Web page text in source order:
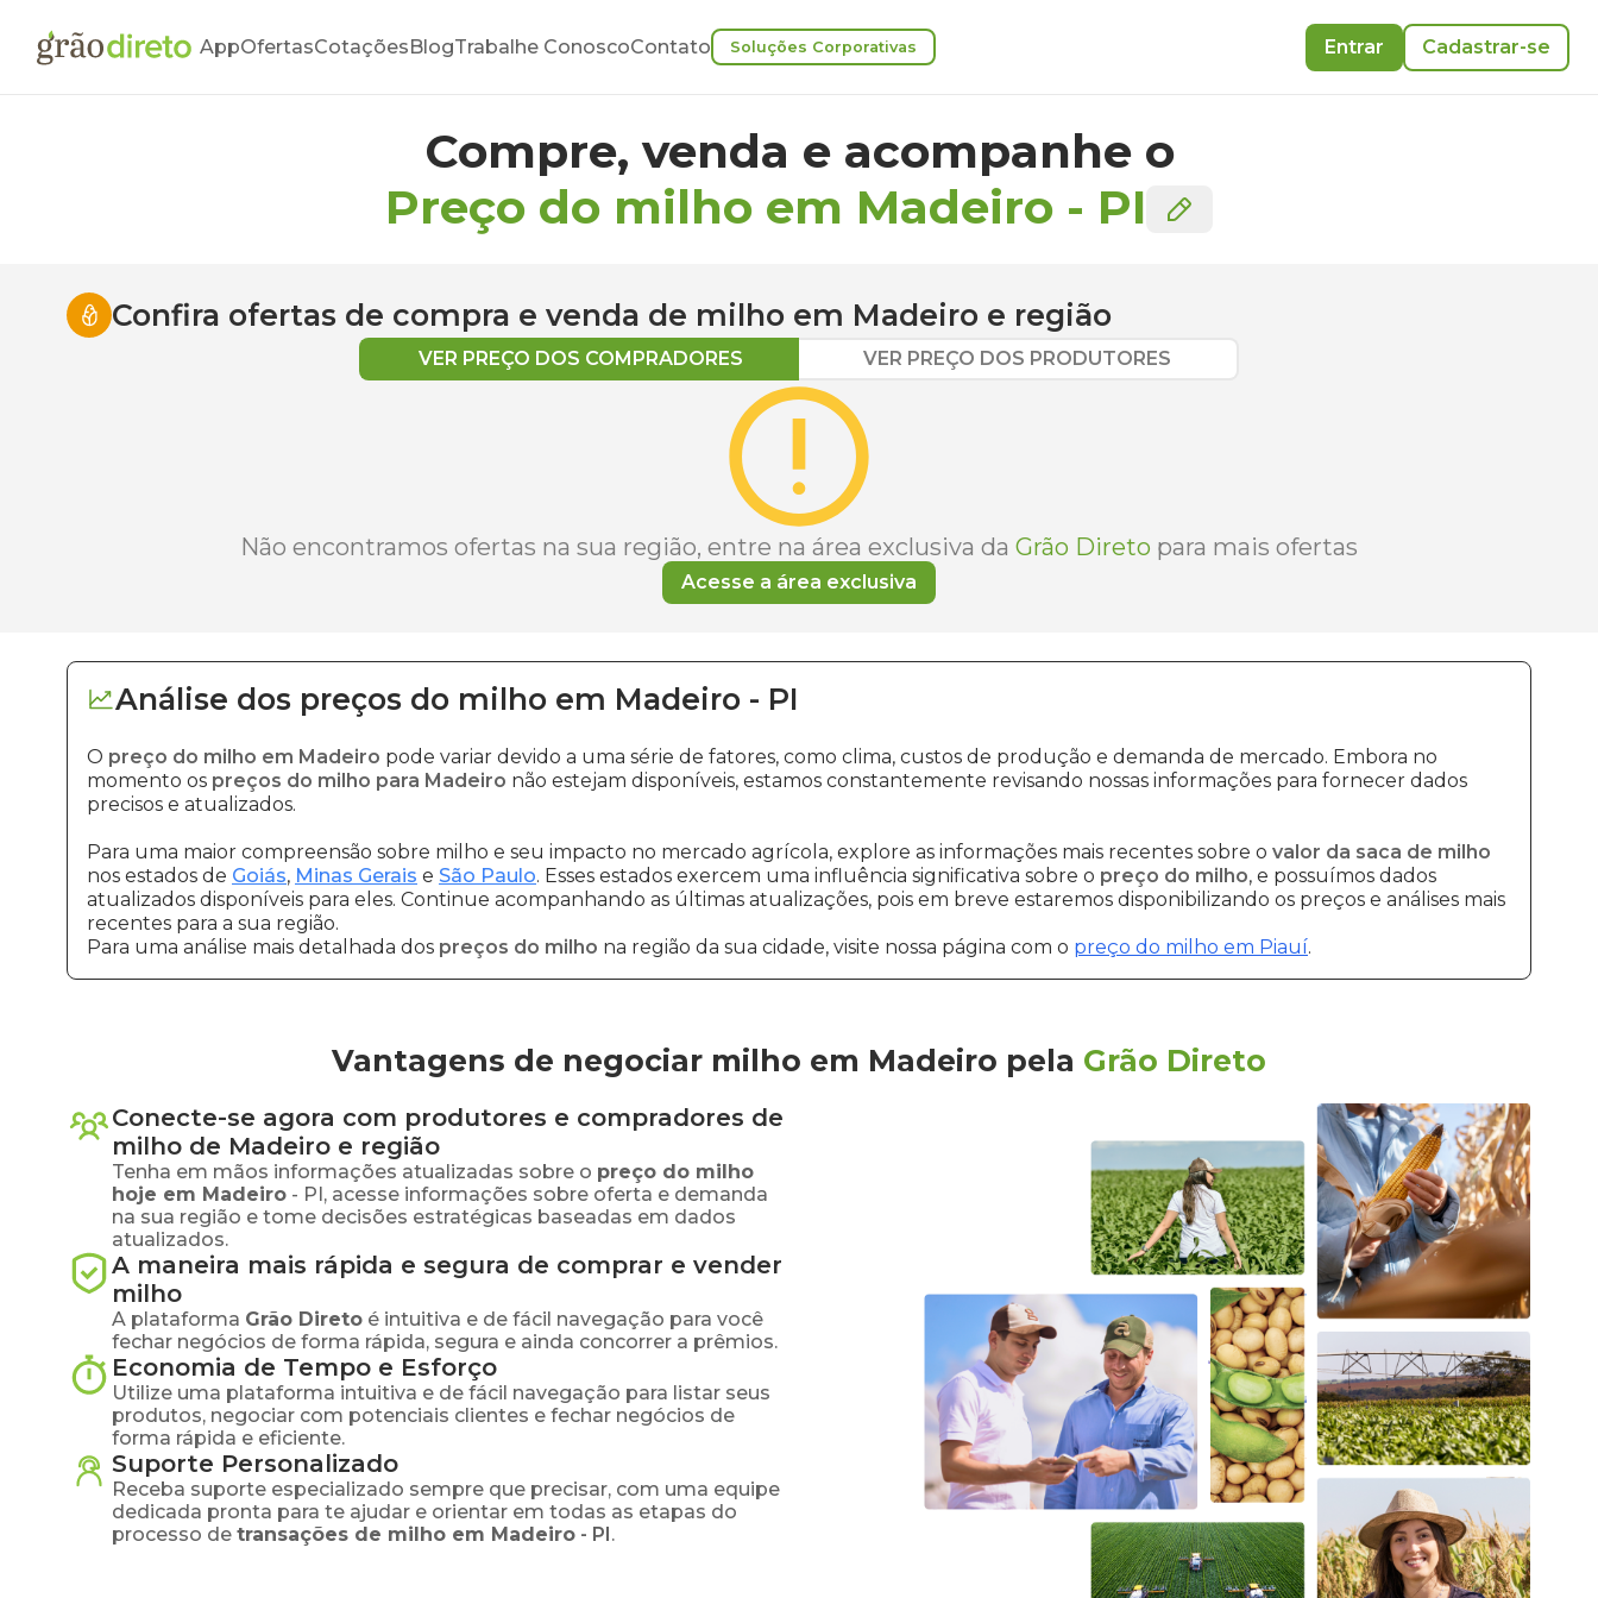
AppOfertasCotaçõesBlogTrabalhe ConoscoContato Soluções Corporativas Entrar Cadastrar-se
Compre, venda e acompanhe o
Preço do milho em Madeiro - PI
Confira ofertas de compra e venda de milho em Madeiro e região
VER PREÇO DOS COMPRADORES VER PREÇO DOS PRODUTORES
Não encontramos ofertas na sua região, entre na área exclusiva da Grão Direto para mais ofertas
Acesse a área exclusiva
Análise dos preços do milho em Madeiro - PI
O preço do milho em Madeiro pode variar devido a uma série de fatores, como clima, custos de produção e demanda de mercado. Embora no
momento os preços do milho para Madeiro não estejam disponíveis, estamos constantemente revisando nossas informações para fornecer dados
precisos e atualizados.
Para uma maior compreensão sobre milho e seu impacto no mercado agrícola, explore as informações mais recentes sobre o valor da saca de milho
nos estados de Goiás, Minas Gerais e São Paulo. Esses estados exercem uma influência significativa sobre o preço do milho, e possuímos dados
atualizados disponíveis para eles. Continue acompanhando as últimas atualizações, pois em breve estaremos disponibilizando os preços e análises mais
recentes para a sua região.
Para uma análise mais detalhada dos preços do milho na região da sua cidade, visite nossa página com o preço do milho em Piauí.
Vantagens de negociar milho em Madeiro pela Grão Direto
Conecte-se agora com produtores e compradores de
milho de Madeiro e região
Tenha em mãos informações atualizadas sobre o preço do milho
hoje em Madeiro - PI, acesse informações sobre oferta e demanda
na sua região e tome decisões estratégicas baseadas em dados
atualizados.
A maneira mais rápida e segura de comprar e vender
milho
A plataforma Grão Direto é intuitiva e de fácil navegação para você
fechar negócios de forma rápida, segura e ainda concorrer a prêmios.
Economia de Tempo e Esforço
Utilize uma plataforma intuitiva e de fácil navegação para listar seus
produtos, negociar com potenciais clientes e fechar negócios de
forma rápida e eficiente.
Suporte Personalizado
Receba suporte especializado sempre que precisar, com uma equipe
dedicada pronta para te ajudar e orientar em todas as etapas do
processo de transações de milho em Madeiro - PI.